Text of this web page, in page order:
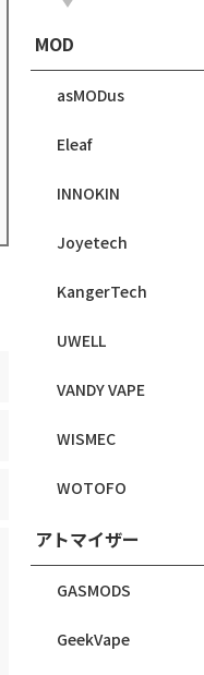
MOD
asMODus
Eleaf
INNOKIN
Joyetech
KangerTech
UWELL
VANDY VAPE
WISMEC
WOTOFO
アトマイザー
GASMODS
GeekVape